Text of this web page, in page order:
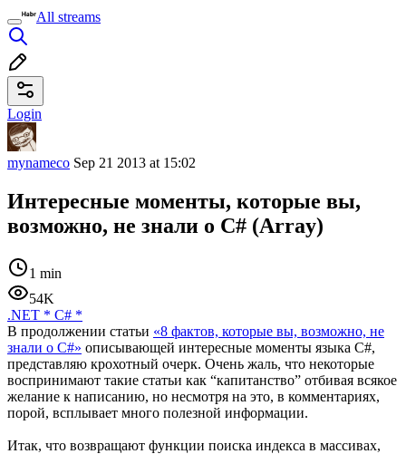
All streams
Login
mynameco Sep 21 2013 at 15:02
Интересные моменты, которые вы,
возможно, не знали о C# (Array)
1 min
54K
.NET * C# *
В продолжении статьи «8 фактов, которые вы, возможно, не
знали о C#» описывающей интересные моменты языка C#,
представляю крохотный очерк. Очень жаль, что некоторые
воспринимают такие статьи как “капитанство” отбивая всякое
желание к написанию, но несмотря на это, в комментариях,
порой, всплывает много полезной информации.
Итак, что возвращают функции поиска индекса в массивах,